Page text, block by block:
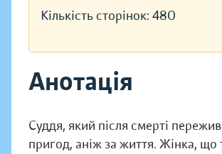
Кількість сторінок: 480
Анотація
Суддя, який після смерті
пригод, аніж за життя. Жінка, що